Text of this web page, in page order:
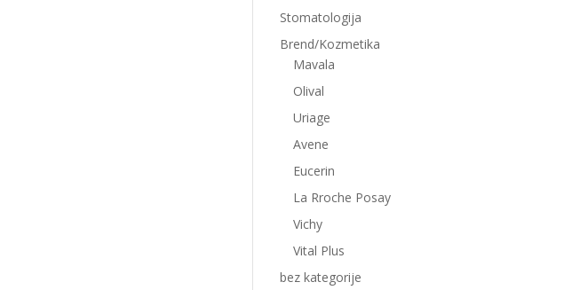
Stomatologija
Brend/Kozmetika
Mavala
Olival
Uriage
Avene
Eucerin
La Rroche Posay
Vichy
Vital Plus
bez kategorije